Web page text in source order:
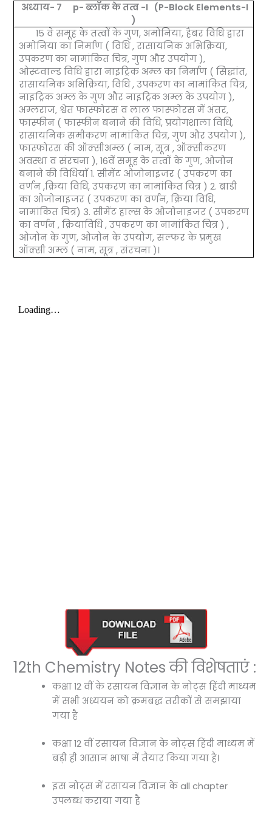
अध्याय- 7 p- ब्लॉक के तत्व -I (P-Block Elements-I
)
15 वे समूह के तत्वों के गुण, अमोनिया, हैबर विधि द्वारा
अमोनिया का निर्माण ( विधि , रासायनिक अभिक्रिया,
उपकरण का नामांकित चित्र, गुण और उपयोग ),
ओस्टवाल्ड विधि द्वारा नाइट्रिक अम्ल का निर्माण ( सिद्धांत,
रासायनिक अभिक्रिया, विधि , उपकरण का नामांकित चित्र,
नाइट्रिक अम्ल के गुण और नाइट्रिक अम्ल के उपयोग ),
अम्लराज, श्वेत फास्फोरस व लाल फास्फोरस में अंतर,
फास्फीन ( फास्फीन बनाने की विधि, प्रयोगशाला विधि,
रासायनिक समीकरण नामांकित चित्र, गुण और उपयोग ),
फास्फोरस की ऑक्सीअम्ल ( नाम, सूत्र , ऑक्सीकरण
अवस्था व संरचना ), 16वें समूह के तत्वों के गुण, ओजोन
बनाने की विधियाॅ 1. सीमेंट ओजोनाइजर ( उपकरण का
वर्णन ,क्रिया विधि, उपकरण का नामांकित चित्र ) 2. ब्राडी
का ओजोनाइजर ( उपकरण का वर्णन, क्रिया विधि,
नामांकित चित्र) 3. सीमेंट हाल्स के ओजोनाइजर ( उपकरण
का वर्णन , क्रियाविधि , उपकरण का नामांकित चित्र ) ,
ओजोन के गुण, ओजोन के उपयोग, सल्फर के प्रमुख
ऑक्सी अम्ल ( नाम, सूत्र , संरचना )।
12th Chemistry Notes की विशेषताएं :
कक्षा 12 वीं के रसायन विज्ञान के नोट्स हिंदी माध्यम
में सभी अध्ययन को क्रमबद्ध तरीकों से समझाया
गया है
कक्षा 12 वीं रसायन विज्ञान के नोट्स हिंदी माध्यम में
बड़ी ही आसान भाषा में तैयार किया गया है।
इस नोट्स में रसायन विज्ञान के all chapter
उपलब्ध कराया गया है